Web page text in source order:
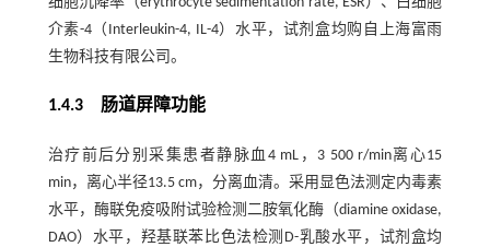
介素-4（Interleukin-4, IL-4）水平，试剂盒均购自上海富雨
生物科技有限公司。
1.4.3 肠道屏障功能
治疗前后分别采集患者静脉血4 mL，3 500 r/min离心15
min，离心半径13.5 cm，分离血清。采用显色法测定内毒素
水平，酶联免疫吸附试验检测二胺氧化酶（diamine oxidase,
DAO）水平，羟基联苯比色法检测D-乳酸水平，试剂盒均